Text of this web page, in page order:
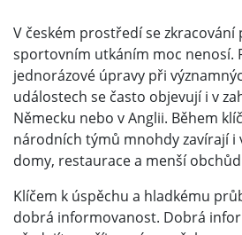
V českém prostředí se
sportovním utkáním moc nenosí.
jednorázové úpravy při
událostech se často objevují i v
Německu nebo v Anglii. Během
národních týmů mnohdy zavírají i
domy, restaurace a menší
Klíčem k úspěchu a hladkému
dobrá informovanost. Dobrá